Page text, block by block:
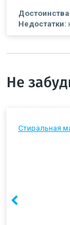
Недостатки:
Не
Стиральная